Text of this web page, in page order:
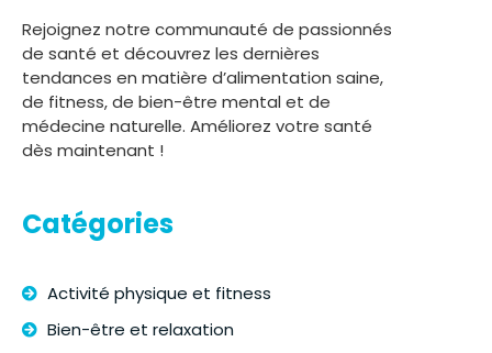
Rejoignez notre communauté de passionnés
de santé et découvrez les dernières
tendances en matière d’alimentation saine,
de fitness, de bien-être mental et de
médecine naturelle. Améliorez votre santé
dès maintenant !
Catégories
Activité physique et fitness
Bien-être et relaxation